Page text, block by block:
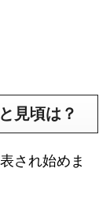
見頃は？
され始めま